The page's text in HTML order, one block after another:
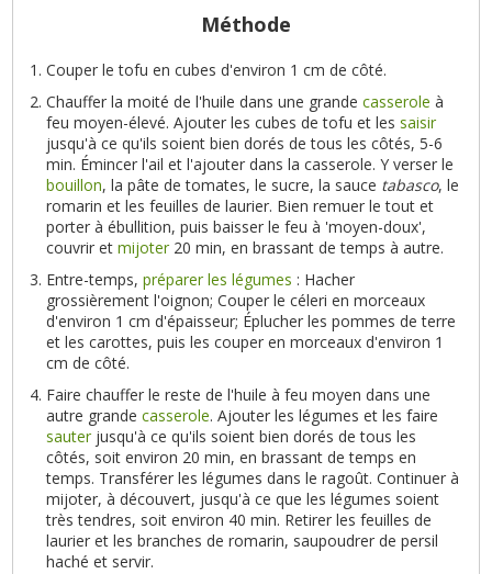
Méthode
Couper le tofu en cubes d'environ 1 cm de côté.
Chauffer la moité de l'huile dans une grandecasserole à
feu moyen-élevé. Ajouter les cubes de tofu et lessaisir
jusqu'à ce qu'ils soient bien dorés de tous les côtés, 5-6
min. Émincer l'ail et l'ajouter dans la casserole. Y verser le
bouillon, la pâte de tomates, le sucre, la sauce tabasco, le
romarin et les feuilles de laurier. Bien remuer le tout et
porter à ébullition, puis baisser le feu à 'moyen-doux',
couvrir etmijoter 20 min, en brassant de temps à autre.
Entre-temps,préparer les légumes : Hacher
grossièrement l'oignon; Couper le céleri en morceaux
d'environ 1 cm d'épaisseur; Éplucher les pommes de terre
et les carottes, puis les couper en morceaux d'environ 1
cm de côté.
Faire chauffer le reste de l'huile à feu moyen dans une
autre grandecasserole. Ajouter les légumes et les faire
sauter jusqu'à ce qu'ils soient bien dorés de tous les
côtés, soit environ 20 min, en brassant de temps en
temps. Transférer les légumes dans le ragoût. Continuer à
mijoter, à découvert, jusqu'à ce que les légumes soient
très tendres, soit environ 40 min. Retirer les feuilles de
laurier et les branches de romarin, saupoudrer de persil
haché et servir.